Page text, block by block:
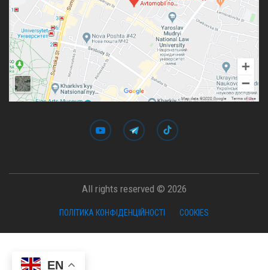
EN
All rights reserved © 2026
ПОЛІТИКА КОНФІДЕНЦІЙНОСТІ COOKIES